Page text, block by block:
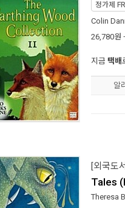
정가제
Colin
26,780
지금 택배
알
[외국도
Tales
Theresa